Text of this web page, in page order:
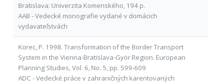
Bratislava: Univerzita Komenského, 194 p.
AAB - Vedecké monografie vydané v domácich
vydavateľstvách
Korec, P. 1998. Transformation of the Border Transport
System in the Vienna-Bratislava-Györ Region. European
Planning Studies, Vol. 6, No. 5, pp. 599-609
ADC - Vedecké práce v zahraničných karentovaných